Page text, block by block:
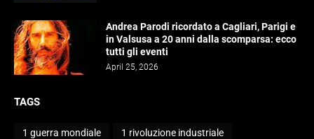
Andrea Parodi ricordato a Cagliari, Parigi e
in Valsusa a 20 anni dalla scomparsa: ecco
tutti gli eventi
April 25, 2026
TAGS
1 guerra mondiale 1 rivoluzione industriale